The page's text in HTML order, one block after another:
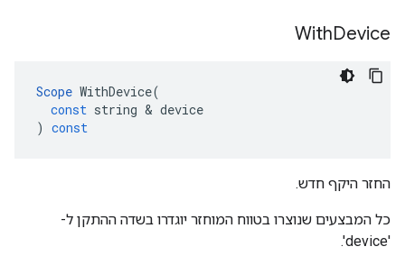
WithDevice
Scope WithDevice(
const string & device
) const
החזר היקף חדש.
כל המבצעים שנוצרו בטווח המוחזר יוגדרו בשדה ההתקן ל-
'device'.